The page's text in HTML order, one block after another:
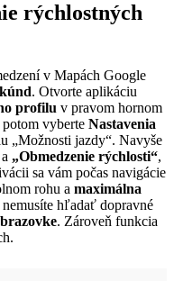
rýchlostných
v Mapách Google
. Otvorte aplikáciu
profilu v pravom hornom
potom vyberte Nastavenia
„Možnosti jazdy“. Navyše
a „Obmedzenie rýchlosti“,
sa vám počas navigácie
rohu a maximálna
hľadať dopravné
. Zároveň funkcia